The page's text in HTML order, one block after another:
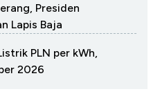
Presiden
Lapis Baja
PLN per kWh,
2026